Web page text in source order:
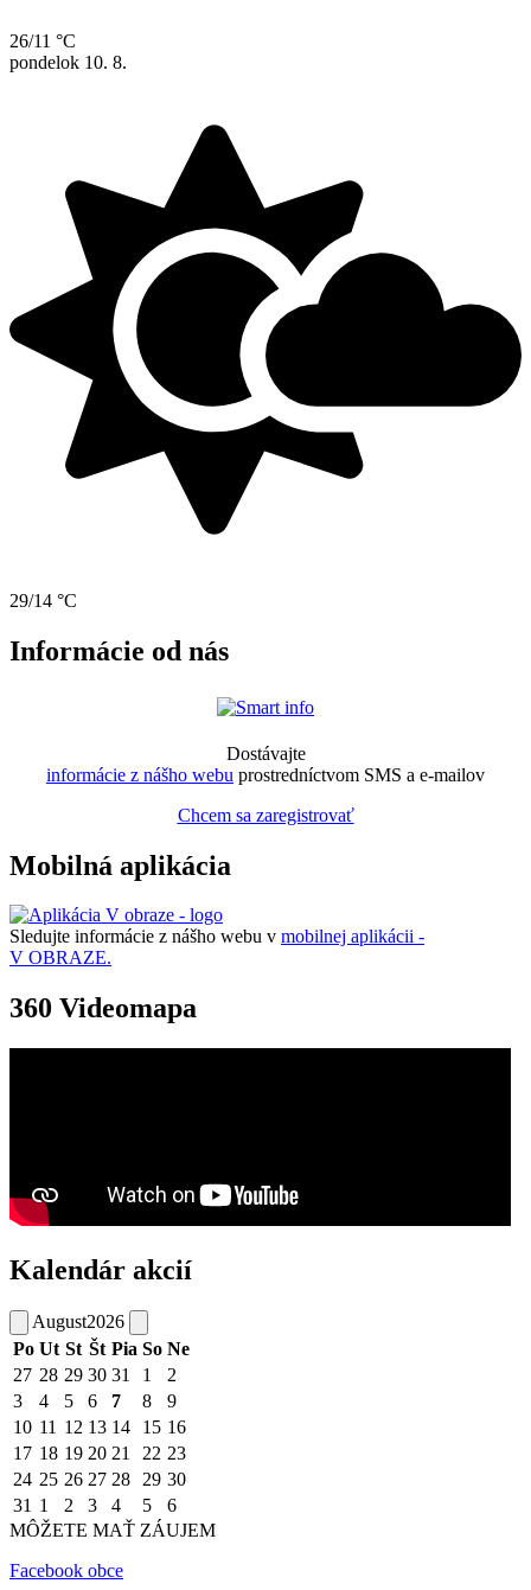
26/11 °C
pondelok 10. 8.
29/14 °C
Informácie od nás
Dostávajte
informácie z nášho webu prostredníctvom SMS a e-mailov
Chcem sa zaregistrovať
Mobilná aplikácia
Sledujte informácie z nášho webu v mobilnej aplikácii -
V OBRAZE.
360 Videomapa
Kalendár akcií
August2026
Po Ut St Št Pia So Ne
27 28 29 30 31 1
2
3
4 5 6 7 8
9
10 11 12 13 14 15 16
17 18 19 20 21 22 23
24 25 26 27 28 29 30
31 1 2 3 4 5
6
MÔŽETE MAŤ ZÁUJEM
Facebook obce